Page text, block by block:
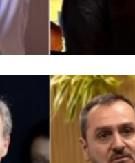
Da Polícia
Apoio Ao Diretor-Geral
A Tensão Com O STF